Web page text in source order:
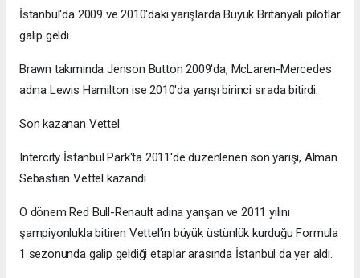
İstanbul'da 2009 ve 2010'daki yarışlarda Büyük Britanyalı pilotlar
galip geldi.
Brawn takımında Jenson Button 2009'da, McLaren-Mercedes
adına Lewis Hamilton ise 2010'da yarışı birinci sırada bitirdi.
Son kazanan Vettel
Intercity İstanbul Park'ta 2011'de düzenlenen son yarışı, Alman
Sebastian Vettel kazandı.
O dönem Red Bull-Renault adına yarışan ve 2011 yılını
şampiyonlukla bitiren Vettel'in büyük üstünlük kurduğu Formula
1 sezonunda galip geldiği etaplar arasında İstanbul da yer aldı.